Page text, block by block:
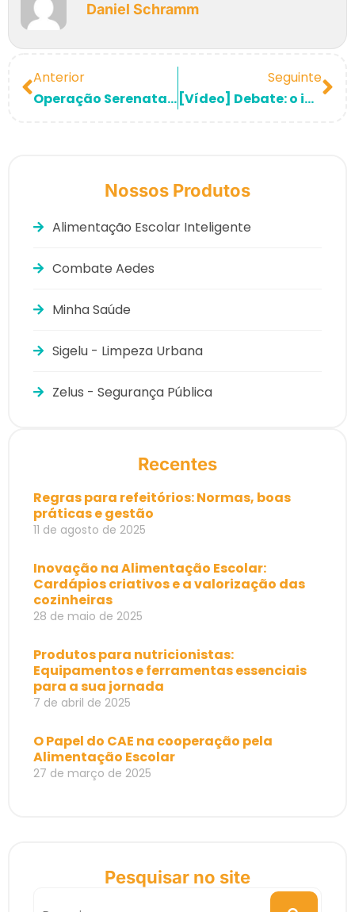
Daniel Schramm
Anterior
Operação Serenata de Amor: a inteligência artificial que ajuda no combate à corrupção no Brasil.
Seguinte
[Vídeo] Debate: o impacto das novas tecnologias no serviço público.
Nossos Produtos
Alimentação Escolar Inteligente
Combate Aedes
Minha Saúde
Sigelu - Limpeza Urbana
Zelus - Segurança Pública
Recentes
Regras para refeitórios: Normas, boas
práticas e gestão
11 de agosto de 2025
Inovação na Alimentação Escolar:
Cardápios criativos e a valorização das
cozinheiras
28 de maio de 2025
Produtos para nutricionistas:
Equipamentos e ferramentas essenciais
para a sua jornada
7 de abril de 2025
O Papel do CAE na cooperação pela
Alimentação Escolar
27 de março de 2025
Pesquisar no site